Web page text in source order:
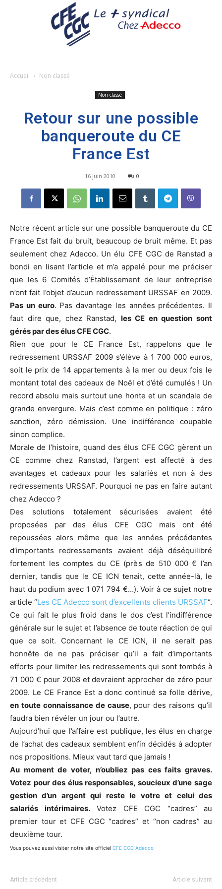
Accueil Non classé
Non classé
Retour sur une possible
banqueroute du CE
France Est
16 juin 2010 0
Notre récent article sur une possible banqueroute du CE
France Est fait du bruit, beaucoup de bruit même. Et pas
seulement chez Adecco. Un élu CFE CGC de Ranstad a
bondi en lisant l’article et m’a appelé pour me préciser
que les 6 Comités d’Établissement de leur entreprise
n’ont fait l’objet d’aucun redressement URSSAF en 2009.
Pas un euro. Pas davantage les années précédentes. Il
faut dire que, chez Ranstad, les CE en question sont
gérés par des élus CFE CGC.
Rien que pour le CE France Est, rappelons que le
redressement URSSAF 2009 s’élève à 1 700 000 euros,
soit le prix de 14 appartements à la mer ou deux fois le
montant total des cadeaux de Noël et d’été cumulés ! Un
record absolu mais surtout une honte et un scandale de
grande envergure. Mais c’est comme en politique : zéro
sanction, zéro démission. Une indifférence coupable
sinon complice.
Morale de l’histoire, quand des élus CFE CGC gèrent un
CE comme chez Ranstad, l’argent est affecté à des
avantages et cadeaux pour les salariés et non à des
redressements URSSAF. Pourquoi ne pas en faire autant
chez Adecco ?
Des solutions totalement sécurisées avaient été
proposées par des élus CFE CGC mais ont été
repoussées alors même que les années précédentes
d’importants redressements avaient déjà déséquilibré
fortement les comptes du CE (près de 510 000 € l’an
dernier, tandis que le CE ICN tenait, cette année-là, le
haut du podium avec 1 071 794 €…). Voir à ce sujet notre
article “Les CE Adecco sont d’excellents clients URSSAF“.
Ce qui fait le plus froid dans le dos c’est l’indifférence
générale sur le sujet et l’absence de toute réaction de qui
que ce soit. Concernant le CE ICN, il ne serait pas
honnête de ne pas préciser qu’il a fait d’importants
efforts pour limiter les redressements qui sont tombés à
71 000 € pour 2008 et devraient approcher de zéro pour
2009. Le CE France Est a donc continué sa folle dérive,
en toute connaissance de cause, pour des raisons qu’il
faudra bien révéler un jour ou l’autre.
Aujourd’hui que l’affaire est publique, les élus en charge
de l’achat des cadeaux semblent enfin décidés à adopter
nos propositions. Mieux vaut tard que jamais !
Au moment de voter, n’oubliez pas ces faits graves.
Votez pour des élus responsables, soucieux d’une sage
gestion d’un argent qui reste le votre et celui des
salariés intérimaires.Votez CFE CGC “cadres” au
premier tour et CFE CGC “cadres” et “non cadres” au
deuxième tour.
Vous pouvez aussi visiter notre site officiel CFE CGC Adecco
Article précédent Article suivant